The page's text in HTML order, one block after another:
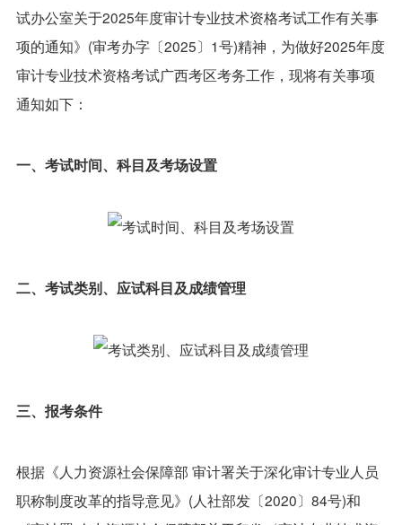
试办公室关于2025年度审计专业技术资格考试工作有关事
项的通知》(审考办字〔2025〕1号)精神，为做好2025年度
审计专业技术资格考试广西考区考务工作，现将有关事项
通知如下：
一、考试时间、科目及考场设置
二、考试类别、应试科目及成绩管理
三、报考条件
根据《人力资源社会保障部 审计署关于深化审计专业人员
职称制度改革的指导意见》(人社部发〔2020〕84号)和